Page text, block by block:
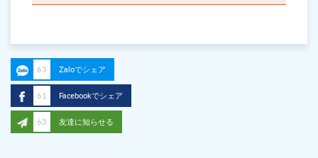
63 Zaloでシェア
61 Facebookでシェア
63 友達に知らせる